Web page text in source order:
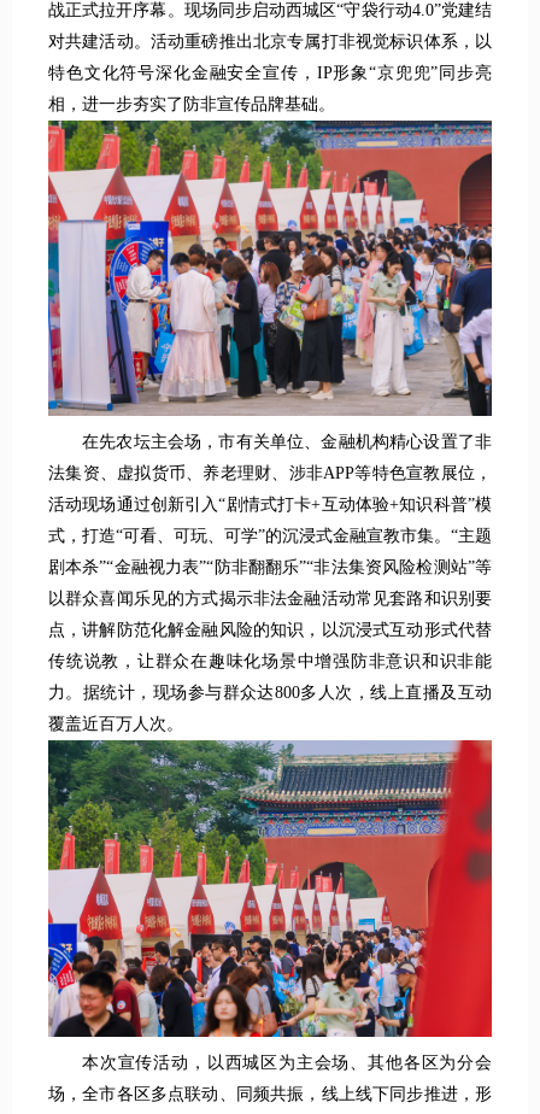
战正式拉开序幕。现场同步启动西城区“守袋行动4.0”党建结
对共建活动。活动重磅推出北京专属打非视觉标识体系，以
特色文化符号深化金融安全宣传，IP形象“京兜兜”同步亮
相，进一步夯实了防非宣传品牌基础。
在先农坛主会场，市有关单位、金融机构精心设置了非
法集资、虚拟货币、养老理财、涉非APP等特色宣教展位，
活动现场通过创新引入“剧情式打卡+互动体验+知识科普”模
式，打造“可看、可玩、可学”的沉浸式金融宣教市集。“主题
剧本杀”“金融视力表”“防非翻翻乐”“非法集资风险检测站”等
以群众喜闻乐见的方式揭示非法金融活动常见套路和识别要
点，讲解防范化解金融风险的知识，以沉浸式互动形式代替
传统说教，让群众在趣味化场景中增强防非意识和识非能
力。据统计，现场参与群众达800多人次，线上直播及互动
覆盖近百万人次。
本次宣传活动，以西城区为主会场、其他各区为分会
场，全市各区多点联动、同频共振，线上线下同步推进，形